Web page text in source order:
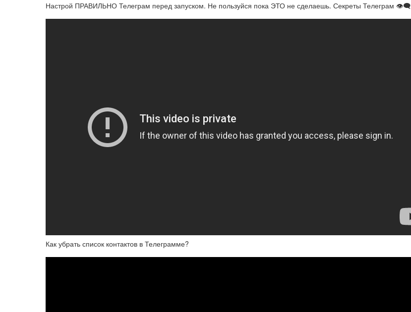
Настрой ПРАВИЛЬНО Телеграм перед запуском. Не пользуйся пока ЭТО не сделаешь. Секреты Телеграм 👁‍🗨
Как убрать список контактов в Телеграмме?